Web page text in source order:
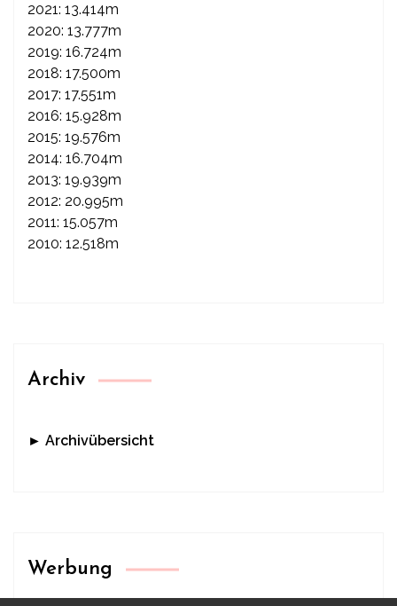
2021: 13.414m
2020: 13.777m
2019: 16.724m
2018: 17.500m
2017: 17.551m
2016: 15.928m
2015: 19.576m
2014: 16.704m
2013: 19.939m
2012: 20.995m
2011: 15.057m
2010: 12.518m
Archiv
► Archivübersicht
Werbung